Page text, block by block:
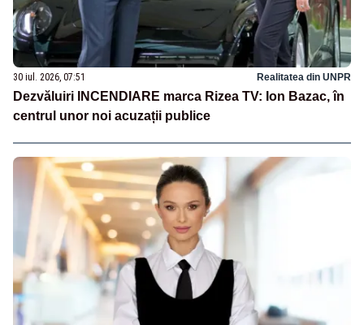
30 iul. 2026, 07:51 Realitatea din UNPR
Dezvăluiri INCENDIARE marca Rizea TV: Ion Bazac, în
centrul unor noi acuzații publice